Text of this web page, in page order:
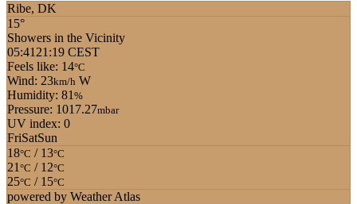
Ribe, DK
15°
Showers in the Vicinity
05:41 21:19 CEST
Feels like: 14°C
Wind: 23km/h W
Humidity: 81 %
Pressure: 1017.27mbar
UV index: 0
FriSatSun
18°C / 13°C
21 °C / 12°C
25°C / 15°C
powered by Weather Atlas